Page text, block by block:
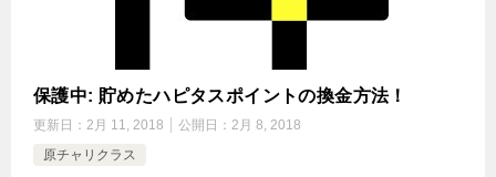
保護中: 貯めたハピタスポイントの換金方法！
更新日： 2月 11, 2018 公開日： 2月 8, 2018
原チャリクラス